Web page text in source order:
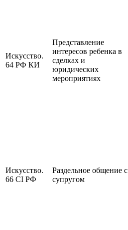
Искусство.
64 РФ КИ
Представление
интересов ребенка в
сделках и
юридических
мероприятиях
Искусство.
66 CI РФ
Раздельное общение с
супругом